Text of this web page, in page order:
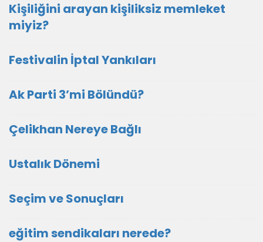
Kişiliğini arayan kişiliksiz memleket
miyiz?
Festivalin İptal Yankıları
Ak Parti 3’mi Bölündü?
Çelikhan Nereye Bağlı
Ustalık Dönemi
Seçim ve Sonuçları
eğitim sendikaları nerede?